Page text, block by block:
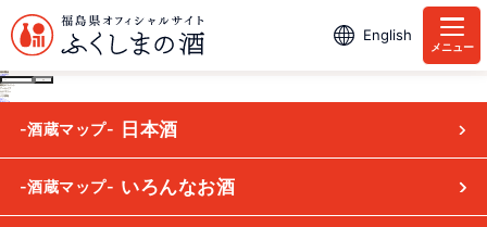
English
メニュー
根田醤油
投
稿
ビ
ゲ
ー
シ
ョ
最近のコメント
アーカイブ
カテゴリー
メタ情報
-酒蔵マップ- 日本酒
-酒蔵マップ- いろんなお酒